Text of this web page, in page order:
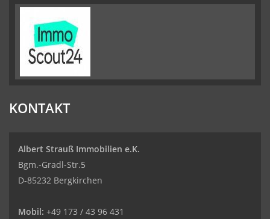
KONTAKT
Albert Strauß Immobilien e.K.
Bgm.-Gradl-Str.5
D-85232 Bergkirchen
Mobil: +49 173 / 43 96 431